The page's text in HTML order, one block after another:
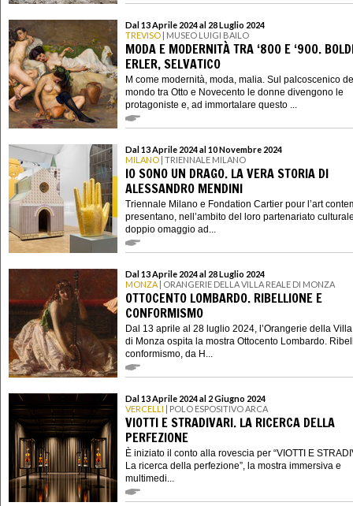
Dal 13 Aprile 2024 al 28 Luglio 2024
TREVISO | MUSEO LUIGI BAILO
MODA E MODERNITÀ TRA ‘800 E ‘900.
ERLER, SELVATICO
M come modernità, moda, malia. Sul palcoscenico
mondo tra Otto e Novecento le donne divengono le
protagoniste e, ad immortalare questo ...
Dal 13 Aprile 2024 al 10 Novembre 2024
MILANO | TRIENNALE MILANO
IO SONO UN DRAGO. LA VERA STORIA DI
ALESSANDRO MENDINI
Triennale Milano e Fondation Cartier pour l’art
presentano, nell’ambito del loro partenariato
doppio omaggio ad...
Dal 13 Aprile 2024 al 28 Luglio 2024
MONZA | ORANGERIE DELLA VILLA REALE DI MONZA
OTTOCENTO LOMBARDO. RIBELLIONE E
CONFORMISMO
Dal 13 aprile al 28 luglio 2024, l’Orangerie della
di Monza ospita la mostra Ottocento Lombardo.
conformismo, da H...
Dal 13 Aprile 2024 al 2 Giugno 2024
VERCELLI | POLO ESPOSITIVO ARCA
VIOTTI E STRADIVARI. LA RICERCA DELLA
PERFEZIONE
È iniziato il conto alla rovescia per “VIOTTI E
La ricerca della perfezione”, la mostra immersiva e
multimedi...